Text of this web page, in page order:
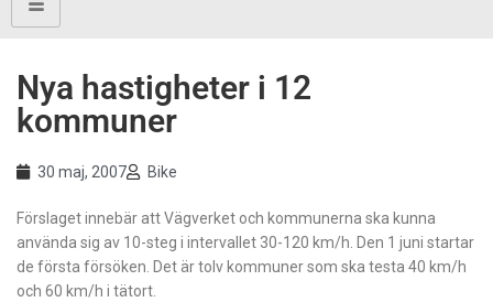
Nya hastigheter i 12
kommuner
30 maj, 2007 Bike
Förslaget innebär att Vägverket och kommunerna ska kunna
använda sig av 10-steg i intervallet 30-120 km/h. Den 1 juni startar
de första försöken. Det är tolv kommuner som ska testa 40 km/h
och 60 km/h i tätort.